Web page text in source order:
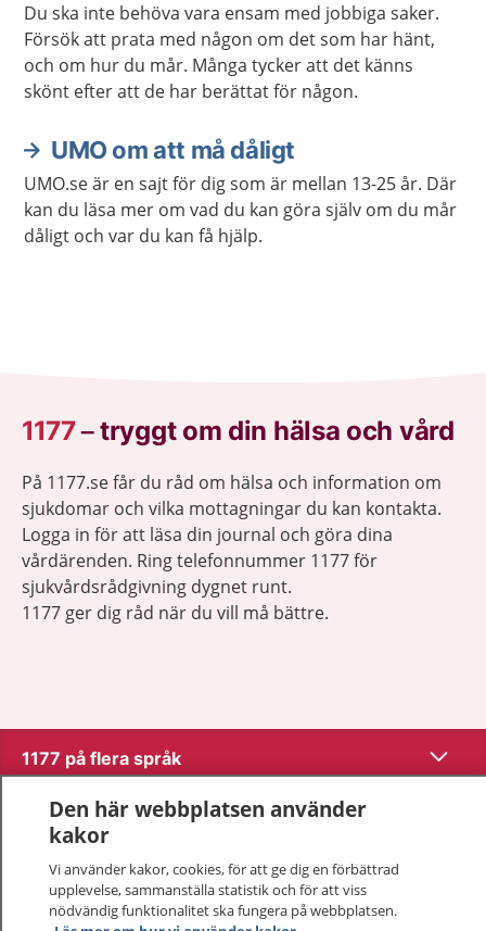
Du ska inte behöva vara ensam med jobbiga saker.
Försök att prata med någon om det som har hänt,
och om hur du mår. Många tycker att det känns
skönt efter att de har berättat för någon.
UMO om att må dåligt
UMO.se är en sajt för dig som är mellan 13-25 år. Där
kan du läsa mer om vad du kan göra själv om du mår
dåligt och var du kan få hjälp.
1177–tryggt om din hälsa och vård
På 1177.se får du råd om hälsa och information om
sjukdomar och vilka mottagningar du kan kontakta.
Logga in för att läsa din journal och göra dina
vårdärenden. Ring telefonnummer 1177 för
sjukvårdsrådgivning dygnet runt.
1177 ger dig råd när du vill må bättre.
1177 på flera språk Visa
Om 1177
Kontakt
Den här webbplatsen använder
kakor
Vi använder kakor, cookies, för att ge dig en förbättrad
upplevelse, sammanställa statistik och för att viss
nödvändig funktionalitet ska fungera på webbplatsen.